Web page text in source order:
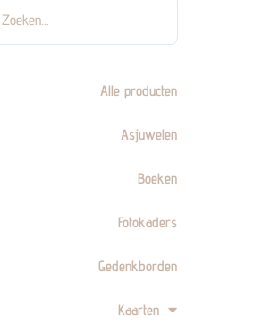
Alle producten
Asjuwelen
Boeken
Fotokaders
Gedenkborden
Kaarten